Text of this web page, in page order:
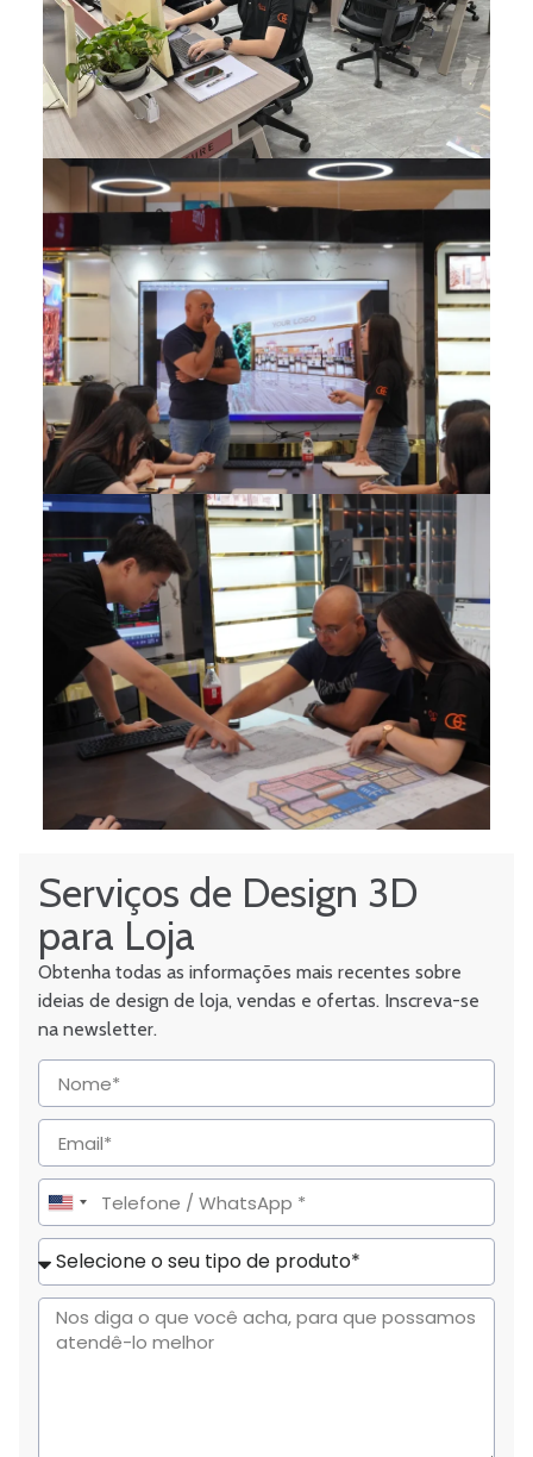
Serviços de Design 3D
para Loja
Obtenha todas as informações mais recentes sobre
ideias de design de loja, vendas e ofertas. Inscreva-se
na newsletter.
United
States
+1